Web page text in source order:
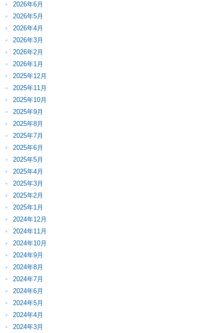
2026年6月
2026年5月
2026年4月
2026年3月
2026年2月
2026年1月
2025年12月
2025年11月
2025年10月
2025年9月
2025年8月
2025年7月
2025年6月
2025年5月
2025年4月
2025年3月
2025年2月
2025年1月
2024年12月
2024年11月
2024年10月
2024年9月
2024年8月
2024年7月
2024年6月
2024年5月
2024年4月
2024年3月